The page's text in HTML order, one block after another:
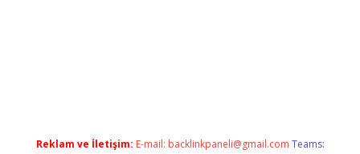
Reklam ve İletişim: E-mail: backlinkpaneli@gmail.com Teams: